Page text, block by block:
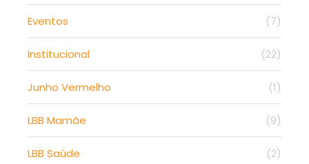
Eventos (7)
Institucional (22)
Junho Vermelho (1)
LBB Mamãe (9)
LBB Saúde (2)